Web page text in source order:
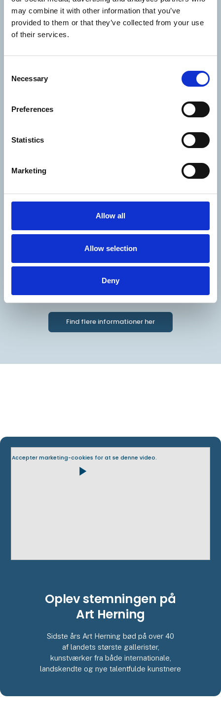
may combine it with other information that you’ve
provided to them or that they’ve collected from your use
of their services.
Selection
Necessary
Preferences
Statistics
Marketing
Allow all
Allow selection
Deny
Find flere informationer her
Accepter marketing-cookies for at se denne video.
play_arrow
Oplev stemningen på
Art Herning
Sidste års Art Herning bød på over 40
af landets største gallerister,
kunstværker fra både internationale,
landskendte og nye talentfulde kunstnere